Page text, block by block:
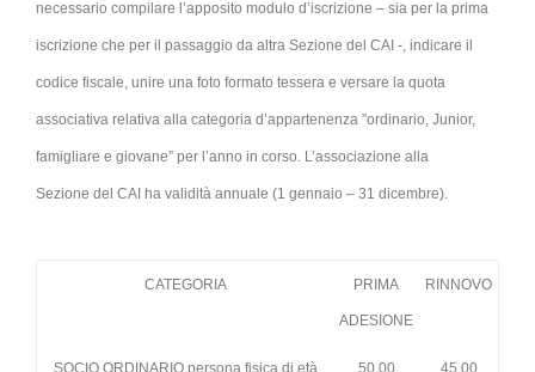
necessario compilare l’apposito modulo d’iscrizione – sia per la prima
iscrizione che per il passaggio da altra Sezione del CAI -, indicare il
codice fiscale, unire una foto formato tessera e versare la quota
associativa relativa alla categoria d’appartenenza ”ordinario, Junior,
famigliare e giovane” per l’anno in corso. L’associazione alla
Sezione del CAI ha validità annuale (1 gennaio – 31 dicembre).
CATEGORIA PRIMA
ADESIONE
RINNOVO
SOCIO ORDINARIO persona fisica di età 50,00 45,00